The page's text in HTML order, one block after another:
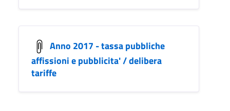
Anno 2017 - tassa pubbliche
affissioni e pubblicita' / delibera
tariffe